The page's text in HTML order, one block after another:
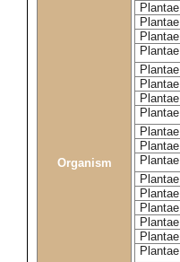
Organism
Plantae
Plantae
Plantae
Plantae
Plantae
Plantae
Plantae
Plantae
Plantae
Plantae
Plantae
Plantae
Plantae
Plantae
Plantae
Plantae
Plantae